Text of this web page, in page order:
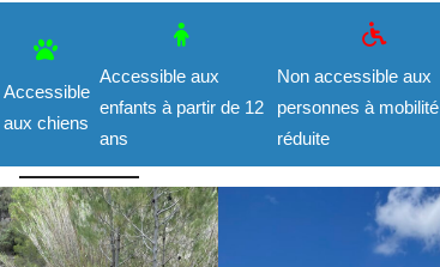
Accessible
aux chiens
Accessible aux
enfants à partir de 12
ans
Non accessible aux
personnes à mobilité
réduite